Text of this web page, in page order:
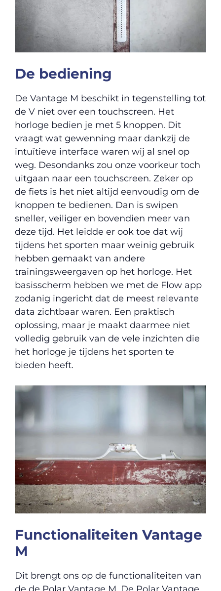
De bediening
De Vantage M beschikt in tegenstelling tot
de V niet over een touchscreen. Het
horloge bedien je met 5 knoppen. Dit
vraagt wat gewenning maar dankzij de
intuïtieve interface waren wij al snel op
weg. Desondanks zou onze voorkeur toch
uitgaan naar een touchscreen. Zeker op
de fiets is het niet altijd eenvoudig om de
knoppen te bedienen. Dan is swipen
sneller, veiliger en bovendien meer van
deze tijd. Het leidde er ook toe dat wij
tijdens het sporten maar weinig gebruik
hebben gemaakt van andere
trainingsweergaven op het horloge. Het
basisscherm hebben we met de Flow app
zodanig ingericht dat de meest relevante
data zichtbaar waren. Een praktisch
oplossing, maar je maakt daarmee niet
volledig gebruik van de vele inzichten die
het horloge je tijdens het sporten te
bieden heeft.
Functionaliteiten Vantage
M
Dit brengt ons op de functionaliteiten van